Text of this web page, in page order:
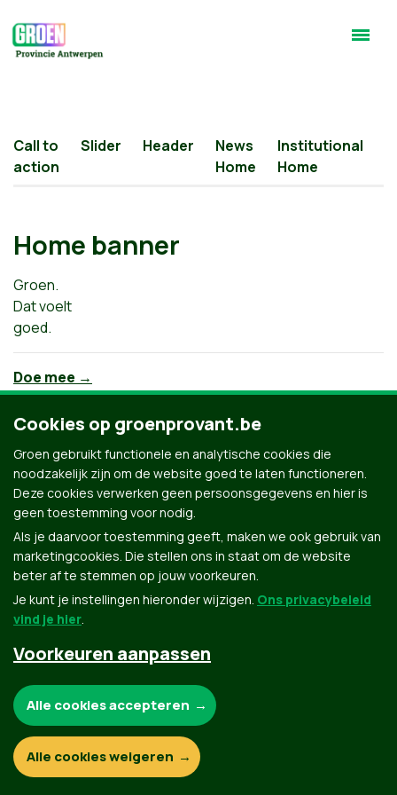
Call to
action
Slider Header
News
Home
Institutional
Home
Home banner
Groen.
Dat voelt
goed.
Doe mee →
Groen.be
Contact Privacybeleid
Cookies op groenprovant.be
Groen gebruikt functionele en analytische cookies die
noodzakelijk zijn om de website goed te laten functioneren.
Deze cookies verwerken geen persoonsgegevens en hier is
geen toestemming voor nodig.
Als je daarvoor toestemming geeft, maken we ook gebruik van
marketingcookies. Die stellen ons in staat om de website
beter af te stemmen op jouw voorkeuren.
Je kunt je instellingen hieronder wijzigen. Ons privacybeleid
vind je hier.
Voorkeuren aanpassen
Functionele en analytische cookies:
Alle cookies accepteren
Alle cookies weigeren